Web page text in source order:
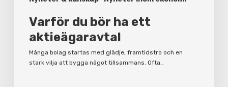
Varför du bör ha ett
aktieägaravtal
Många bolag startas med glädje, framtidstro och en
stark vilja att bygga något tillsammans. Ofta…